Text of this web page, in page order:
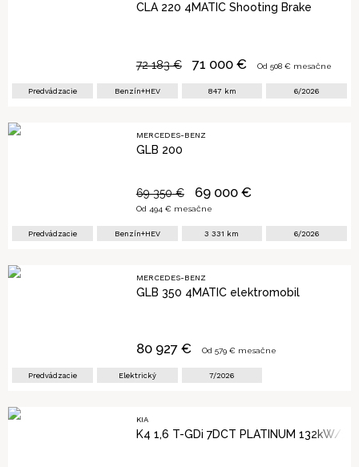
CLA 220 4MATIC Shooting Brake
Predvádzacie Benzín+HEV 847km 6/2026
72 183€ 71 000€ Od 508€ mesačne
MERCEDES-BENZ
GLB 200
Predvádzacie Benzín+HEV 3 331 km 6/2026
69 350€ 69 000€
Od 494 € mesačne
MERCEDES-BENZ
GLB 350 4MATIC elektromobil
Predvádzacie Elektrický 7/2026
80 927€ Od 579€ mesačne
KIA
K4 1,6 T-GDi 7DCT PLATINUM 132kW/